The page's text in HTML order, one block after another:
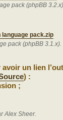
pack (phpBB 3.2.x).
language pack.zip
pack (phpBB 3.1.x).
un lien
) :
;
Alex Sheer.